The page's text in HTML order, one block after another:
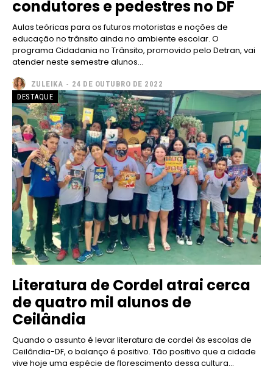
━ pricing plans
Free
Included for free:
Etiam est nibh, lobortis sit
Praesent euismod ac
Ut mollis pellentesque tortor
Nullam eu erat condimentum
Donec quis est ac felis
Orci varius natoque dolor
Pro
Full member access:
Etiam est nibh, lobortis sit
condutores e pedestres no DF
Aulas teóricas para os futuros motoristas e noções de
educação no trânsito ainda no ambiente escolar. O
programa Cidadania no Trânsito, promovido pelo Detran, vai
atender neste semestre alunos...
ZULEIKA - 24 DE OUTUBRO DE 2022
DESTAQUE
Literatura de Cordel atrai cerca
de quatro mil alunos de
Ceilândia
Quando o assunto é levar literatura de cordel às escolas de
Ceilândia-DF, o balanço é positivo. Tão positivo que a cidade
vive hoje uma espécie de florescimento dessa cultura...